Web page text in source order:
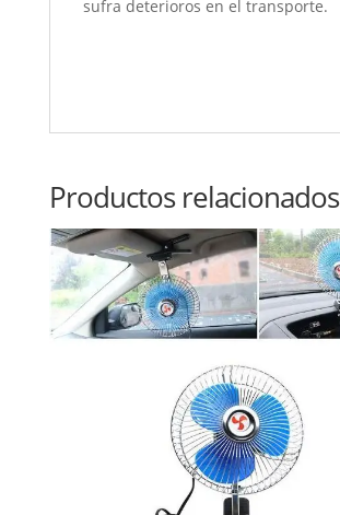
sufra deterioros en el transporte.
Productos relacionados